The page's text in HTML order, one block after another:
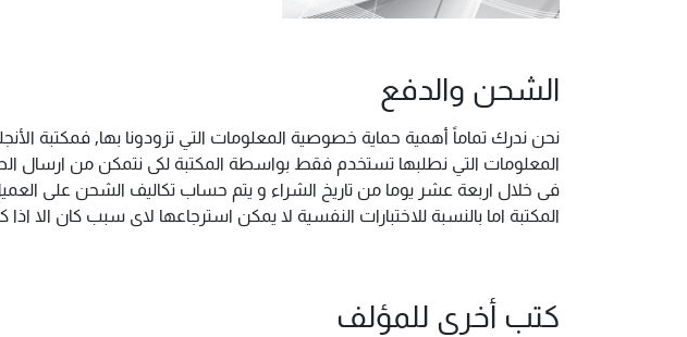
الشحن والدفع
نحن ندرك تماماً أهمية حماية خصوصية المعلومات التي تزودونا بها, فمكتبة
المعلومات التي نطلبها تستخدم فقط بواسطة المكتبة لكى نتمكن من ارسال
فى خلال اربعة عشر يوما من تاريخ الشراء و يتم حساب تكاليف الشحن على
المكتبة اما بالنسبة للاختبارات النفسية لا يمكن استرجاعها لاى سبب كان
كتب أخرى للمؤلف